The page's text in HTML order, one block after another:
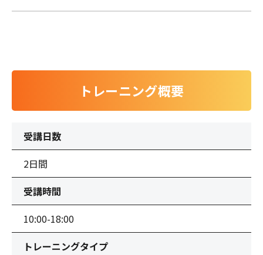
トレーニング概要
受講日数
2日間
受講時間
10:00-18:00
トレーニングタイプ